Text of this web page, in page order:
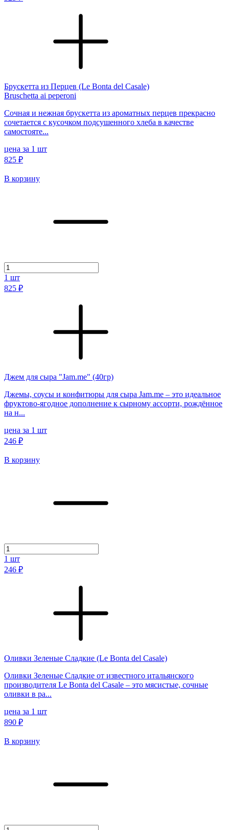
Брускетта из Перцев (Le Bonta del Casale)
Bruschetta ai peperoni
Сочная и нежная брускетта из ароматных перцев прекрасно
сочетается с кусочком подсушенного хлеба в качестве
самостояте...
цена за 1 шт
825 ₽
В корзину
1 шт
825 ₽
Джем для сыра "Jam.me" (40гр)
Джемы, соусы и конфитюры для сыра Jam.me – это идеальное
фруктово-ягодное дополнение к сырному ассорти, рождённое
на н...
цена за 1 шт
246 ₽
В корзину
1 шт
246 ₽
Оливки Зеленые Сладкие (Le Bonta del Casale)
Оливки Зеленые Сладкие от известного итальянского
производителя Le Bonta del Casale – это мясистые, сочные
оливки в ра...
цена за 1 шт
890 ₽
В корзину